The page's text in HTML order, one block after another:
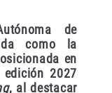
de
como la
en
2027
, al destacar